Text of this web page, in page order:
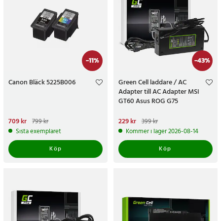
-11%
Canon Bläck 5225B006
Nuvarande pris
pris:799 kr
709 kr 799 kr
Sista exemplaret
Köp
-43%
Green Cell laddare / AC
Adapter till AC Adapter MSI
GT60 Asus ROG G75
Nuvarande pris
pris:399 kr
229 kr 399 kr
Kommer i lager 2026-08-14
Köp